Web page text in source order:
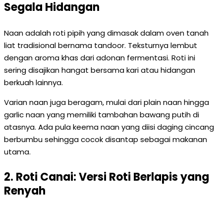
Segala Hidangan
Naan adalah roti pipih yang dimasak dalam oven tanah
liat tradisional bernama tandoor. Teksturnya lembut
dengan aroma khas dari adonan fermentasi. Roti ini
sering disajikan hangat bersama kari atau hidangan
berkuah lainnya.
Varian naan juga beragam, mulai dari plain naan hingga
garlic naan yang memiliki tambahan bawang putih di
atasnya. Ada pula keema naan yang diisi daging cincang
berbumbu sehingga cocok disantap sebagai makanan
utama.
2. Roti Canai: Versi Roti Berlapis yang
Renyah